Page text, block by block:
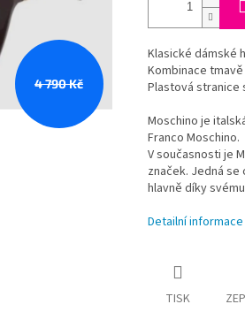
4 790 Kč
Klasické dámské
Kombinace
Plastová stranice
Moschino je
Franco Moschino.
V současnosti je
značek. Jedná
hlavně díky
Detailní informace
TISK